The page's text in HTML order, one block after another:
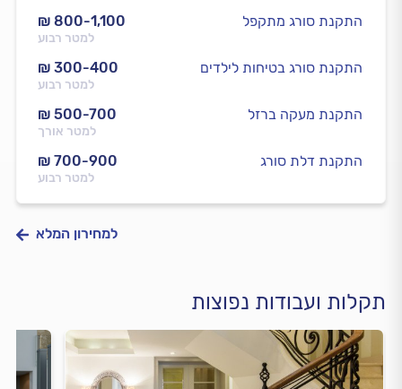
₪ 800-1,100
למטר רבוע
התקנת סורג מתקפל
₪ 300-400
למטר רבוע
התקנת סורג בטיחות לילדים
₪ 500-700
למטר אורך
התקנת מעקה ברזל
₪ 700-900
למטר רבוע
התקנת דלת סורג
למחירון המלא
תקלות ועבודות נפוצות